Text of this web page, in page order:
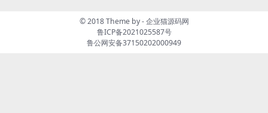
© 2018 Theme by -企业猫源码网
鲁ICP备2021025587号
鲁公网安备37150202000949